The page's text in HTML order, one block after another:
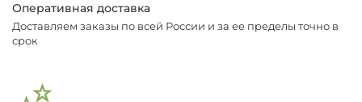
Оперативная доставка
Доставляем заказы по всей России и за ее пределы точно в
срок